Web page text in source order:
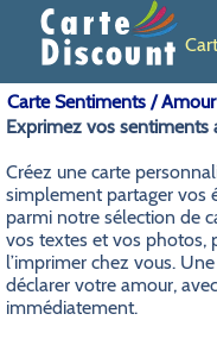
Carte Sentiments /
Exprimez vos sentiments
Créez une carte
simplement partager vos
parmi notre sélection de
vos textes et vos photos,
l’imprimer chez vous.
déclarer votre amour,
immédiatement.